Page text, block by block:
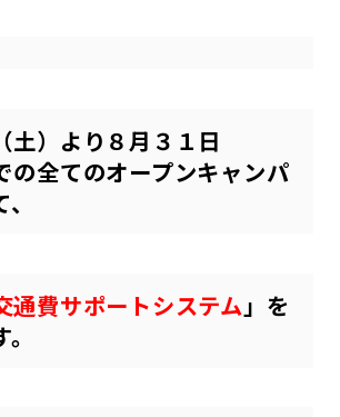
土）より８月３１日
の全てのオープンキャンパ
通費サポートシステム」を